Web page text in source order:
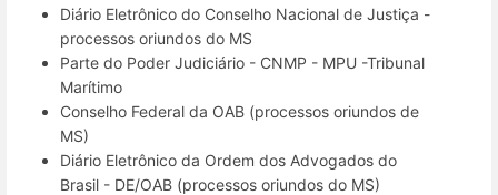
Diário Eletrônico do Conselho Nacional de Justiça -
processos oriundos do MS
Parte do Poder Judiciário - CNMP - MPU -Tribunal
Marítimo
Conselho Federal da OAB (processos oriundos de
MS)
Diário Eletrônico da Ordem dos Advogados do
Brasil - DE/OAB (processos oriundos do MS)